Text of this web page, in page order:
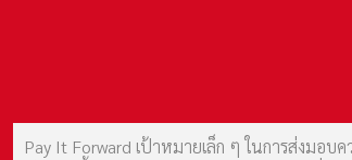
Pay It Forward เป้าหมายเล็ก ๆ ในการส่งมอบ